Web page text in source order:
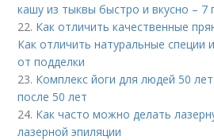
кашу из тыквы быстро и вкусно – 7
22. Как отличить качественные
Как отличить натуральные специи
от подделки
23. Комплекс йоги для людей 50
после 50 лет
24. Как часто можно делать
лазерной эпиляции